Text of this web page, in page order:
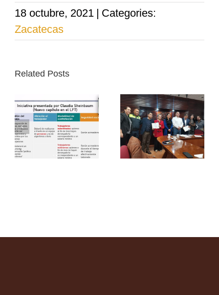
18 octubre, 2021 | Categories:
Zacatecas
Related Posts